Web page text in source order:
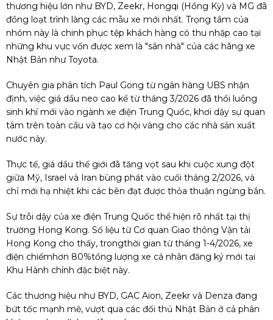
thương hiệu lớn như BYD, Zeekr, Hongqi (Hồng Kỳ) và MG đã
đồng loạt trình làng các mẫu xe mới nhất. Trọng tâm của
nhóm này là chinh phục tệp khách hàng có thu nhập cao tại
những khu vực vốn được xem là "sân nhà" của các hãng xe
Nhật Bản như Toyota.
Chuyên gia phân tích Paul Gong từ ngân hàng UBS nhận
định, việc giá dầu neo cao kể từ tháng 3/2026 đã thổi luồng
sinh khí mới vào ngành xe điện Trung Quốc, khơi dậy sự quan
tâm trên toàn cầu và tạo cơ hội vàng cho các nhà sản xuất
nước này.
Thực tế, giá dầu thế giới đã tăng vọt sau khi cuộc xung đột
giữa Mỹ, Israel và Iran bùng phát vào cuối tháng 2/2026, và
chỉ mới hạ nhiệt khi các bên đạt được thỏa thuận ngừng bắn.
Sự trỗi dậy của xe điện Trung Quốc thể hiện rõ nhất tại thị
trường Hong Kong. Số liệu từ Cơ quan Giao thông Vận tải
Hong Kong cho thấy, trongthời gian từ tháng 1-4/2026, xe
điện chiếmhơn 80%tổng lượng xe cá nhân đăng ký mới tại
Khu Hành chính đặc biệt này.
Các thương hiệu như BYD, GAC Aion, Zeekr và Denza đang
bứt tốc mạnh mẽ, vượt qua các đối thủ Nhật Bản ở cả phân